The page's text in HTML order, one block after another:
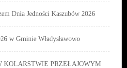
Dnia Jedności Kaszubów 2026
w Gminie Władysławowo
KOLARSTWIE PRZEŁAJOWYM